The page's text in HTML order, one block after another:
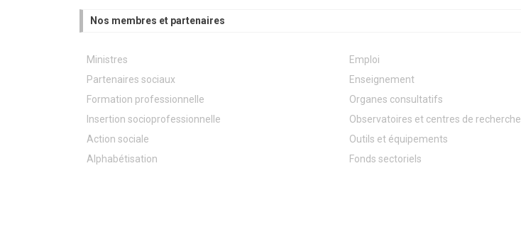
Nos membres et partenaires
Ministres
Partenaires sociaux
Formation professionnelle
Insertion socioprofessionnelle
Action sociale
Alphabétisation
Emploi
Enseignement
Organes consultatifs
Observatoires et centres de recherche
Outils et équipements
Fonds sectoriels